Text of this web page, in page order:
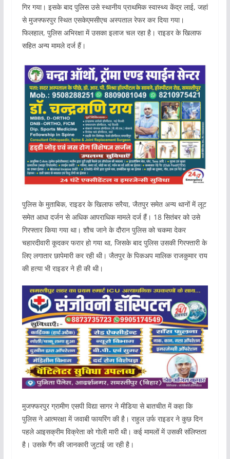
गिर गया। इसके बाद पुलिस उसे स्थानीय प्राथमिक स्वास्थ्य केंद्र लाई, जहां
से मुजफ्फरपुर स्थित एसकेएमसीएच अस्पताल रेफर कर दिया गया।
फिलहाल, पुलिस अभिरक्षा में उसका इलाज चल रहा है। राइडर के खिलाफ
सहित अन्य मामले दर्ज हैं।
पुलिस के मुताबिक, राइडर के खिलाफ सरैया, जैतपुर समेत अन्य थानों में लूट
समेत आधा दर्जन से अधिक आपराधिक मामले दर्ज हैं। 18 सितंबर को उसे
गिरफ्तार किया गया था। शौच जाने के दौरान पुलिस को चकमा देकर
चहारदीवारी कूदकर फरार हो गया था, जिसके बाद पुलिस उसकी गिरफ्तारी के
लिए लगातार छापेमारी कर रही थी। जैतपुर के पिकअप मालिक राजकुमार राय
की हत्या भी राइडर ने ही की थी।
मुजफ्फरपुर ग्रामीण एसपी विद्या सागर ने मीडिया से बातचीत में कहा कि
पुलिस ने आत्मरक्षा में जवाबी फायरिंग की है। राहुल उर्फ राइडर ने कुछ दिन
पहले आइसक्रीम विक्रेता को गोली मारी थी। कई मामलों में उसकी संलिप्तता
है। उसके गैंग की जानकारी जुटाई जा रही है।